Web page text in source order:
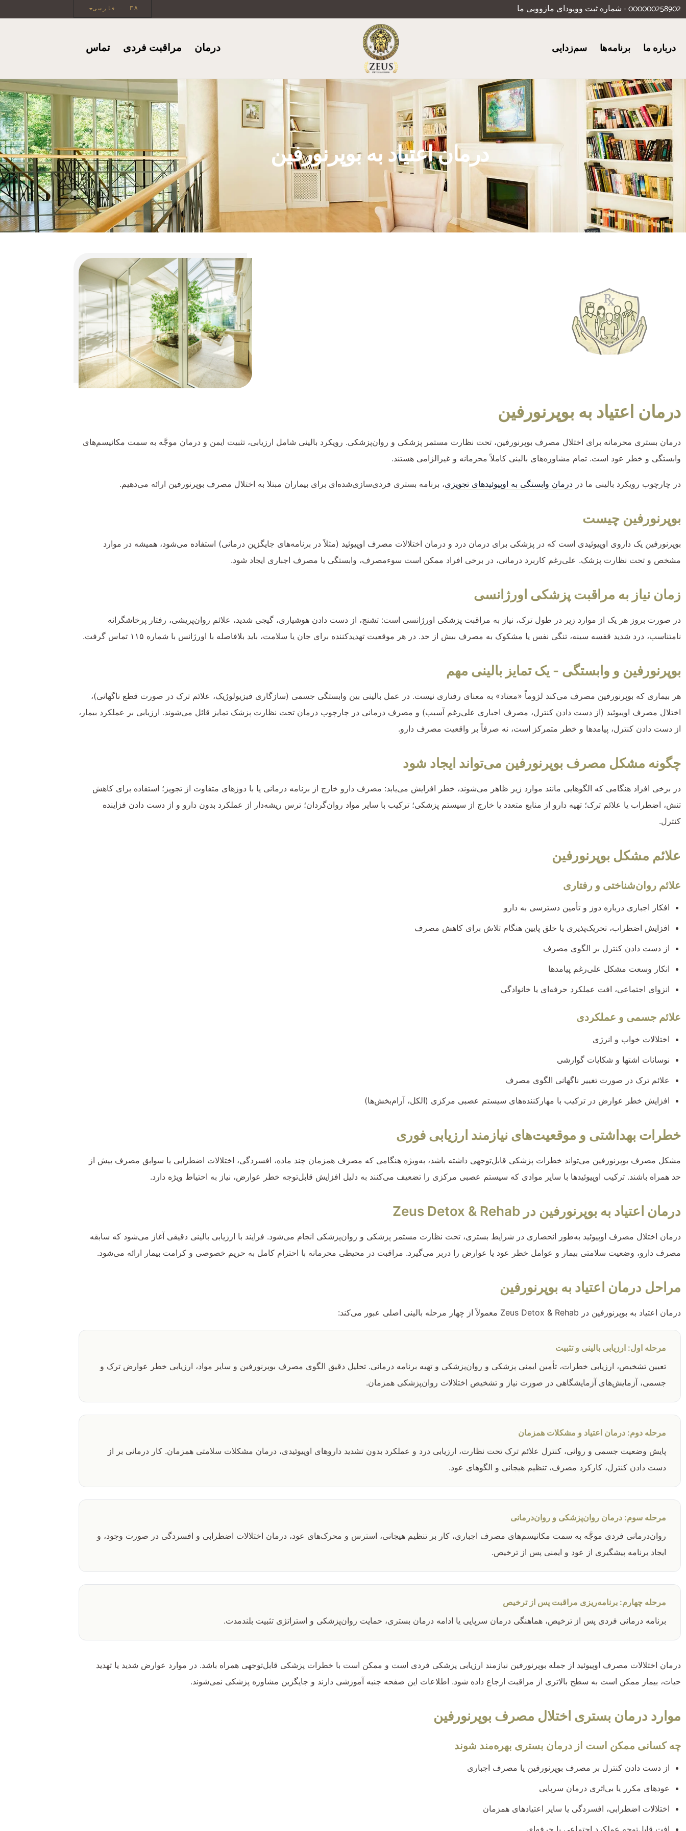
000000258902 - شماره ثبت وویودای مازوویی ما فارسی FA
درباره ما برنامه‌ها سم‌زدایی درمان مراقبت فردی تماس
درمان اعتیاد به بوپرنورفین
درمان اعتیاد به بوپرنورفین
درمان بستری محرمانه برای اختلال مصرف بوپرنورفین، تحت نظارت مستمر پزشکی و روان‌پزشکی. رویکرد بالینی شامل ارزیابی، تثبیت ایمن و درمان موجَّه به سمت مکانیسم‌های
وابستگی و خطر عود است. تمام مشاوره‌های بالینی کاملاً محرمانه و غیرالزامی هستند.
در چارچوب رویکرد بالینی ما در درمان وابستگی به اوپیوئیدهای تجویزی، برنامه بستری فردی‌سازی‌شده‌ای برای بیماران مبتلا به اختلال مصرف بوپرنورفین ارائه می‌دهیم.
بوپرنورفین چیست
بوپرنورفین یک داروی اوپیوئیدی است که در پزشکی برای درمان درد و درمان اختلالات مصرف اوپیوئید (مثلاً در برنامه‌های جایگزین درمانی) استفاده می‌شود، همیشه در موارد
مشخص و تحت نظارت پزشک. علی‌رغم کاربرد درمانی، در برخی افراد ممکن است سوءمصرف، وابستگی یا مصرف اجباری ایجاد شود.
زمان نیاز به مراقبت پزشکی اورژانسی
در صورت بروز هر یک از موارد زیر در طول ترک، نیاز به مراقبت پزشکی اورژانسی است: تشنج، از دست دادن هوشیاری، گیجی شدید، علائم روان‌پریشی، رفتار پرخاشگرانه
نامتناسب، درد شدید قفسه سینه، تنگی نفس یا مشکوک به مصرف بیش از حد. در هر موقعیت تهدیدکننده برای جان یا سلامت، باید بلافاصله با اورژانس با شماره ۱۱۵ تماس گرفت.
بوپرنورفین و وابستگی - یک تمایز بالینی مهم
هر بیماری که بوپرنورفین مصرف می‌کند لزوماً «معتاد» به معنای رفتاری نیست. در عمل بالینی بین وابستگی جسمی (سازگاری فیزیولوژیک، علائم ترک در صورت قطع ناگهانی)،
اختلال مصرف اوپیوئید (از دست دادن کنترل، مصرف اجباری علی‌رغم آسیب) و مصرف درمانی در چارچوب درمان تحت نظارت پزشک تمایز قائل می‌شوند. ارزیابی بر عملکرد بیمار،
از دست دادن کنترل، پیامدها و خطر متمرکز است، نه صرفاً بر واقعیت مصرف دارو.
چگونه مشکل مصرف بوپرنورفین می‌تواند ایجاد شود
در برخی افراد هنگامی که الگوهایی مانند موارد زیر ظاهر می‌شوند، خطر افزایش می‌یابد: مصرف دارو خارج از برنامه درمانی یا با دوزهای متفاوت از تجویز؛ استفاده برای کاهش
تنش، اضطراب یا علائم ترک؛ تهیه دارو از منابع متعدد یا خارج از سیستم پزشکی؛ ترکیب با سایر مواد روان‌گردان؛ ترس ریشه‌دار از عملکرد بدون دارو و از دست دادن فزاینده
کنترل.
علائم مشکل بوپرنورفین
علائم روان‌شناختی و رفتاری
افکار اجباری درباره دوز و تأمین دسترسی به دارو
افزایش اضطراب، تحریک‌پذیری یا خلق پایین هنگام تلاش برای کاهش مصرف
از دست دادن کنترل بر الگوی مصرف
انکار وسعت مشکل علی‌رغم پیامدها
انزوای اجتماعی، افت عملکرد حرفه‌ای یا خانوادگی
علائم جسمی و عملکردی
اختلالات خواب و انرژی
نوسانات اشتها و شکایات گوارشی
علائم ترک در صورت تغییر ناگهانی الگوی مصرف
افزایش خطر عوارض در ترکیب با مهارکننده‌های سیستم عصبی مرکزی (الکل، آرام‌بخش‌ها)
خطرات بهداشتی و موقعیت‌های نیازمند ارزیابی فوری
مشکل مصرف بوپرنورفین می‌تواند خطرات پزشکی قابل‌توجهی داشته باشد، به‌ویژه هنگامی که مصرف همزمان چند ماده، افسردگی، اختلالات اضطرابی یا سوابق مصرف بیش از
حد همراه باشند. ترکیب اوپیوئیدها با سایر موادی که سیستم عصبی مرکزی را تضعیف می‌کنند به دلیل افزایش قابل‌توجه خطر عوارض، نیاز به احتیاط ویژه دارد.
درمان اعتیاد به بوپرنورفین در Zeus Detox & Rehab
درمان اختلال مصرف اوپیوئید به‌طور انحصاری در شرایط بستری، تحت نظارت مستمر پزشکی و روان‌پزشکی انجام می‌شود. فرایند با ارزیابی بالینی دقیقی آغاز می‌شود که سابقه
مصرف دارو، وضعیت سلامتی بیمار و عوامل خطر عود یا عوارض را دربر می‌گیرد. مراقبت در محیطی محرمانه با احترام کامل به حریم خصوصی و کرامت بیمار ارائه می‌شود.
مراحل درمان اعتیاد به بوپرنورفین
درمان اعتیاد به بوپرنورفین در Zeus Detox & Rehab معمولاً از چهار مرحله بالینی اصلی عبور می‌کند:
مرحله اول: ارزیابی بالینی و تثبیت
تعیین تشخیص، ارزیابی خطرات، تأمین ایمنی پزشکی و روان‌پزشکی و تهیه برنامه درمانی. تحلیل دقیق الگوی مصرف بوپرنورفین و سایر مواد، ارزیابی خطر عوارض ترک و
جسمی، آزمایش‌های آزمایشگاهی در صورت نیاز و تشخیص اختلالات روان‌پزشکی همزمان.
مرحله دوم: درمان اعتیاد و مشکلات همزمان
پایش وضعیت جسمی و روانی، کنترل علائم ترک تحت نظارت، ارزیابی درد و عملکرد بدون تشدید داروهای اوپیوئیدی، درمان مشکلات سلامتی همزمان. کار درمانی بر از
دست دادن کنترل، کارکرد مصرف، تنظیم هیجانی و الگوهای عود.
مرحله سوم: درمان روان‌پزشکی و روان‌درمانی
روان‌درمانی فردی موجَّه به سمت مکانیسم‌های مصرف اجباری، کار بر تنظیم هیجانی، استرس و محرک‌های عود، درمان اختلالات اضطرابی و افسردگی در صورت وجود، و
ایجاد برنامه پیشگیری از عود و ایمنی پس از ترخیص.
مرحله چهارم: برنامه‌ریزی مراقبت پس از ترخیص
برنامه درمانی فردی پس از ترخیص، هماهنگی درمان سرپایی یا ادامه درمان بستری، حمایت روان‌پزشکی و استراتژی تثبیت بلندمدت.
درمان اختلالات مصرف اوپیوئید از جمله بوپرنورفین نیازمند ارزیابی پزشکی فردی است و ممکن است با خطرات پزشکی قابل‌توجهی همراه باشد. در موارد عوارض شدید یا تهدید
حیات، بیمار ممکن است به سطح بالاتری از مراقبت ارجاع داده شود. اطلاعات این صفحه جنبه آموزشی دارند و جایگزین مشاوره پزشکی نمی‌شوند.
موارد درمان بستری اختلال مصرف بوپرنورفین
چه کسانی ممکن است از درمان بستری بهره‌مند شوند
از دست دادن کنترل بر مصرف بوپرنورفین یا مصرف اجباری
عودهای مکرر یا بی‌اثری درمان سرپایی
اختلالات اضطرابی، افسردگی یا سایر اعتیادهای همزمان
افت قابل‌توجه عملکرد اجتماعی یا حرفه‌ای